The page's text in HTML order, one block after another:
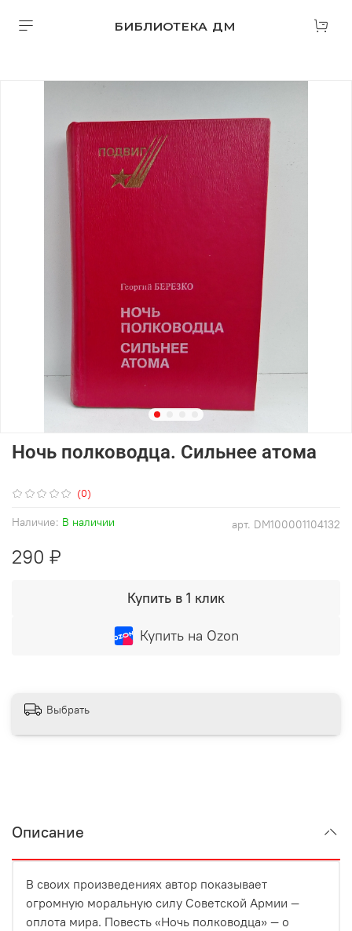
БИБЛИОТЕКА ДМ
(0)
арт. DM100001104132
Наличие: В наличии
Ночь полководца. Сильнее атома
290 ₽
Купить в 1 клик
Купить на Ozon
Выбрать
Описание
В своих произведениях автор показывает
огромную моральную силу Советской Армии —
оплота мира. Повесть «Ночь полководца» — о